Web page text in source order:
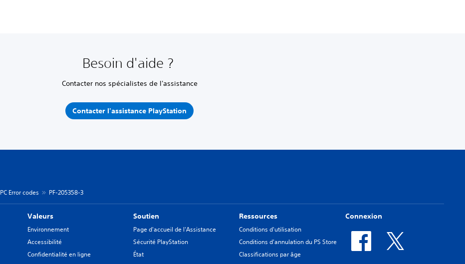
Besoin d'aide ?
Contacter nos spécialistes de l'assistance
Contacter l'assistance PlayStation
PC Error codes PF-205358-3
Valeurs
Environnement
Accessibilité
Confidentialité en ligne
Soutien
Page d'accueil de l'Assistance
Sécurité PlayStation
État
Ressources
Conditions d'utilisation
Conditions d'annulation du PS Store
Classifications par âge
Connexion